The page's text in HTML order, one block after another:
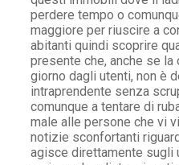
perdere tempo o
maggiore per riuscire a
abitanti quindi scoprire
presente che, anche se la
giorno dagli utenti, non è
intraprendente senza
comunque a tentare di
male alle persone che vi
notizie sconfortanti
agisce direttamente sugli